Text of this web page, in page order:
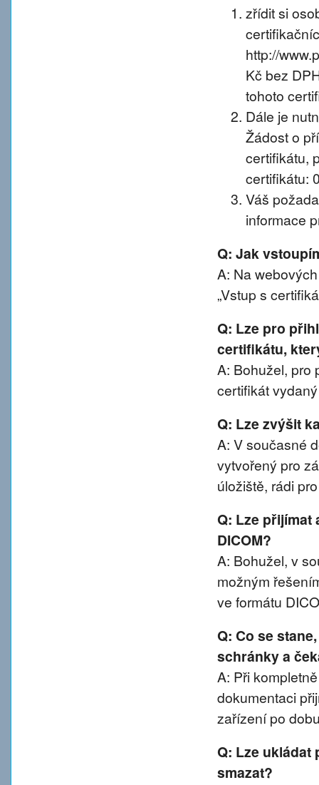
zřídit si
http://
Kč bez
tohoto
Dále je
Žádost o
certifikátu,
certifikátu:
Váš
informace
Q: Jak
A: Na
„Vstup s
Q: Lze pro
certifikátu,
A: Bohužel, pro
certifikát
Q: Lze zvýšit
A: V současné
vytvořený pro
úložiště, rádi
Q: Lze přijímat
DICOM?
A: Bohužel, v
možným
ve formátu
Q: Co se
schránky a
A: Při
dokumentaci
zařízení po
Q: Lze
smazat?